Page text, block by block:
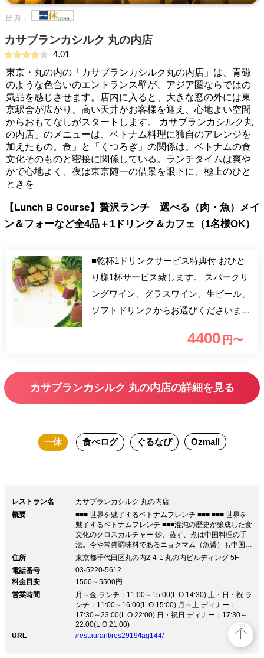
出典：
カサブランカシルク 丸の内店
4.01
東京・丸の内の「カサブランカシルク丸の内店」は、青磁
のような色合いのエントランス壁が、アジア圏ならではの
気品を感じさせます。店内に入ると、大きな窓の外には東
京駅舎が広がり、高い天井がお客様を迎え、心地よい空間
からおもてなしがスタートします。 カサブランカシルク丸
の内店」のメニューは、ベトナム料理に独自のアレンジを
加えたもの。食」と「くつろぎ」の関係は、ベトナムの食
文化そのものと密接に関係している。ランチタイムは爽や
かで心地よく、夜は東京随一の借景を眼下に、極上のひと
ときを
【Lunch B Course】贅沢ランチ 選べる（肉・魚）メイ
ン＆フォーなど全4品＋1ドリンク＆カフェ（1名様OK）
■乾杯1ドリンクサービス特典付 おひと
り様1杯サービス致します。 スパークリ
ングワイン、グラスワイン、生ビール、
ソフトドリンクからお選びくださいま
に東京駅。カサブランカシルクは、エレ
さまをお待ちしております。眺めのよい
開放的な窓際、気兼ねなくグループで利
記念日、ビジネスディナーに最適な個室
ース。繊細さとダイナミックさを併せ持
つベトナムフレンチ、旬の食材をふんだ
んに用いて目から口から体から、至福の
時間をじっくりと味わっていただきた
い。
4400 円〜
カサブランカシルク 丸の内店の詳細を見る
一休 食べログ ぐるなび Ozmall
レストラン名
カサブランカシルク 丸の内店
概要
■■■ 世界を魅了するベトナムフレンチ ■■■ ■■■ 世界を
魅了するベトナムフレンチ ■■■混沌の歴史が醸成した食
文化のクロスカルチャー 炒、蒸す、煮は中国料理の手
法。今や常備調味料であるニョクマム（魚醤）も中国由
来。魚を直火で焼くのは中国ではなく、日本やカンボジ
野菜、珈琲が習慣に。味付けはフランス由来、さっぱり
とした味付けのベースに自分好みのソースを。甘酸っぱ
いソースは、蒸し暑いベトナム南部の特徴。 中国、フ
ランス、日本との混沌とした歴史が醸成した食文化は、
今や世界中のツーリストを魅了する。 ここはTOKYO丸
の内。カサブランカシルクのオリジナルエッセンスをプ
ラスしてみなさまをお待ちしております。
住所
東京都千代田区丸の内2-4-1 丸の内ビルディング 5F
電話番号
03-5220-5612
料金目安
1500～5500円
営業時間
月～金 ランチ：11:00～15:00(L.O.14:30) 土・日・祝 ラ
ンチ：11:00～16:00(L.O.15:00) 月～土 ディナー：
17:30～23:00(L.O.22:00) 日・祝日 ディナー：17:30～
22:00(L.O.21:00)
URL
/restaurant/res2919/tag144/
top